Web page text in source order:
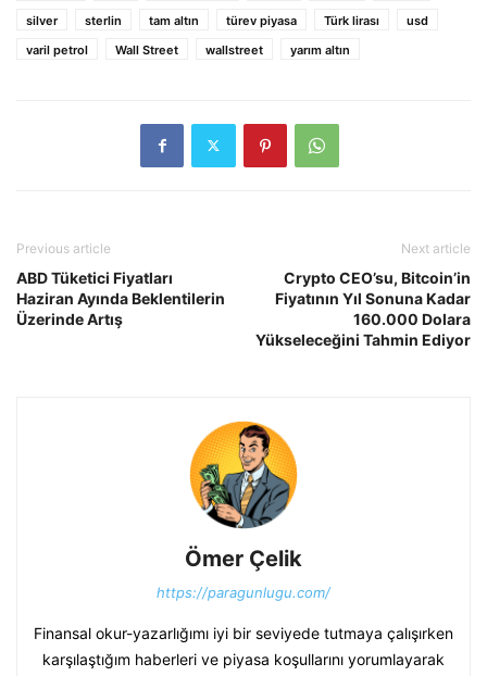
silver
sterlin tam altın türev piyasa Türk lirası
usd
varil petrol
Wall Street wallstreet yarım altın
Previous article
ABD Tüketici Fiyatları
Haziran Ayında Beklentilerin
Üzerinde Artış
Next article
Crypto CEO’su, Bitcoin’in
Fiyatının Yıl Sonuna Kadar
160.000 Dolara
Yükseleceğini Tahmin Ediyor
Ömer Çelik
https://paragunlugu.com/
Finansal okur-yazarlığımı iyi bir seviyede tutmaya çalışırken
karşılaştığım haberleri ve piyasa koşullarını yorumlayarak